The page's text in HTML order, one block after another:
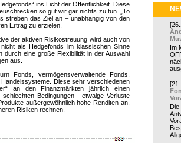
ins Licht der Öffentlichkeit. Diese
so gut wir gar nichts zu tun. „To
streben das Ziel an – unabhängig von den
Ertrag zu erzielen.
der aktiven Risikostreuung wird auch von
als Hedgefonds im klassischen Sinne
durch eine große Flexibilität in der Auswahl
aus.
Fonds, vermögensverwaltende Fonds,
Diese sehr verschiedenen
an den Finanzmärkten jährlich einen
Bedingungen - etwaige Verluste
außergewöhnlich hohe Renditen an.
Risiken rechnen.
Im